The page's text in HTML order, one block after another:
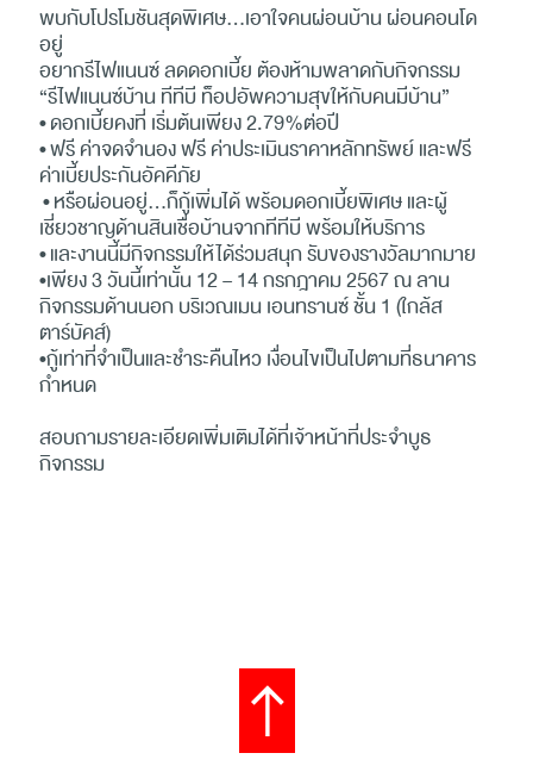
พบกับโปรโมชันสุดพิเศษ...เอาใจคนผ่อนบ้าน ผ่อนคอนโด
อยู่
อยากรีไฟแนนซ์ ลดดอกเบี้ย ต้องห้ามพลาดกับกิจกรรม
“รีไฟแนนซ์บ้าน ทีทีบี ท็อปอัพความสุขให้กับคนมีบ้าน”
•ดอกเบี้ยคงที่ เริ่มต้นเพียง 2.79%ต่อปี
•ฟรี ค่าจดจำนอง ฟรี ค่าประเมินราคาหลักทรัพย์ และฟรี
ค่าเบี้ยประกันอัคคีภัย
•หรือผ่อนอยู่...ก็กู้เพิ่มได้ พร้อมดอกเบี้ยพิเศษ และผู้
เชี่ยวชาญด้านสินเชื่อบ้านจากทีทีบี พร้อมให้บริการ
•และงานนี้มีกิจกรรมให้ได้ร่วมสนุก รับของรางวัลมากมาย
•เพียง 3 วันนี้เท่านั้น 12 – 14 กรกฎาคม 2567 ณ ลาน
กิจกรรมด้านนอก บริเวณเมน เอนทรานซ์ ชั้น 1 (ใกล้ส
ตาร์บัคส์)
•กู้เท่าที่จำเป็นและชำระคืนไหว เงื่อนไขเป็นไปตามที่ธนาคาร
กำหนด
สอบถามรายละเอียดเพิ่มเติมได้ที่เจ้าหน้าที่ประจำบูธ
กิจกรรม